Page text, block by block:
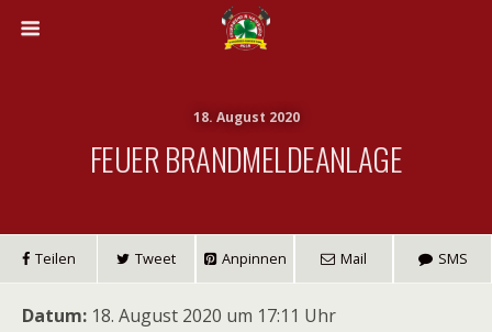
18. August 2020
FEUER BRANDMELDEANLAGE
Teilen Tweet Anpinnen Mail SMS
Datum: 18. August 2020 um 17:11 Uhr